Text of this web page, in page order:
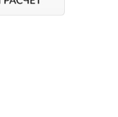
по безналичному расчету